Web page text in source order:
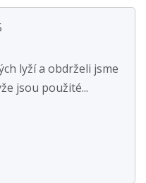
lyží a obdrželi jsme
jsou použité...